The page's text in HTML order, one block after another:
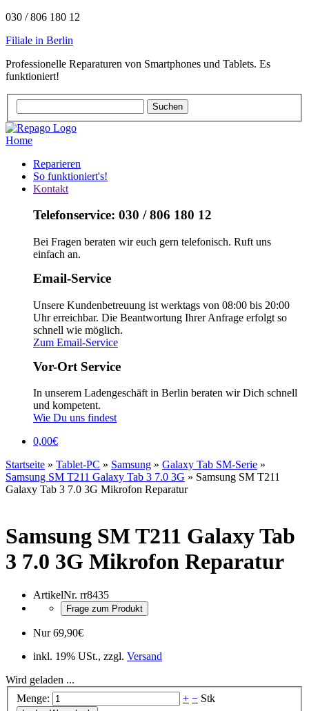
030 / 806 180 12
Filiale in Berlin
Professionelle Reparaturen von Smartphones und Tablets. Es
funktioniert!
Home
Reparieren
So funktioniert's!
Kontakt
Telefonservice: 030 / 806 180 12
Bei Fragen beraten wir euch gern telefonisch. Ruft uns
einfach an.
Email-Service
Unsere Kundenbetreuung ist werktags von 08:00 bis 20:00
Uhr erreichbar. Die Beantwortung Ihrer Anfrage erfolgt so
schnell wie möglich.
Zum Email-Service
Vor-Ort Service
In unserem Ladengeschäft in Berlin beraten wir Dich schnell
und kompetent.
Wie Du uns findest
0,00€
Startseite » Tablet-PC » Samsung » Galaxy Tab SM-Serie »
Samsung SM T211 Galaxy Tab 3 7.0 3G » Samsung SM T211
Galaxy Tab 3 7.0 3G Mikrofon Reparatur
Samsung SM T211 Galaxy Tab
3 7.0 3G Mikrofon Reparatur
ArtikelNr. rr8435
Frage zum Produkt
Nur69,90€
inkl. 19% USt., zzgl. Versand
Wird geladen ...
Menge:
+ − Stk